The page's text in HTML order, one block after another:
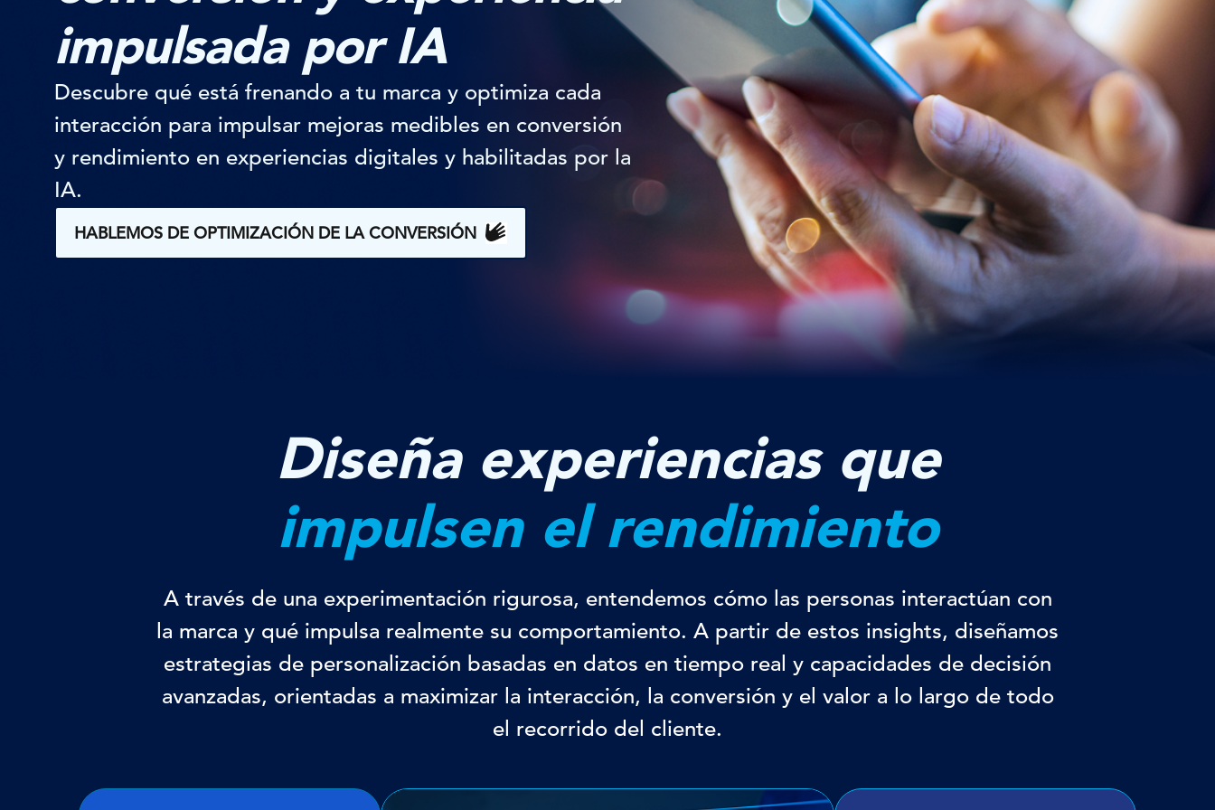
impulsada por IA
Descubre qué está frenando a tu marca y optimiza cada
interacción para impulsar mejoras medibles en conversión
y rendimiento en experiencias digitales y habilitadas por la
IA.
HABLEMOS DE OPTIMIZACIÓN DE LA CONVERSIÓN
Diseña experiencias que
impulsen el rendimiento
A través de una experimentación rigurosa, entendemos cómo las personas interactúan con
la marca y qué impulsa realmente su comportamiento. A partir de estos insights, diseñamos
estrategias de personalización basadas en datos en tiempo real y capacidades de decisión
avanzadas, orientadas a maximizar la interacción, la conversión y el valor a lo largo de todo
el recorrido del cliente.